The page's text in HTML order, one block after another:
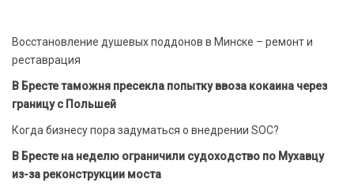
Восстановление душевых поддонов в Минске – ремонт и
реставрация
В Бресте таможня пресекла попытку ввоза кокаина через
границу с Польшей
Когда бизнесу пора задуматься о внедрении SOC?
В Бресте на неделю ограничили судоходство по Мухавцу
из-за реконструкции моста